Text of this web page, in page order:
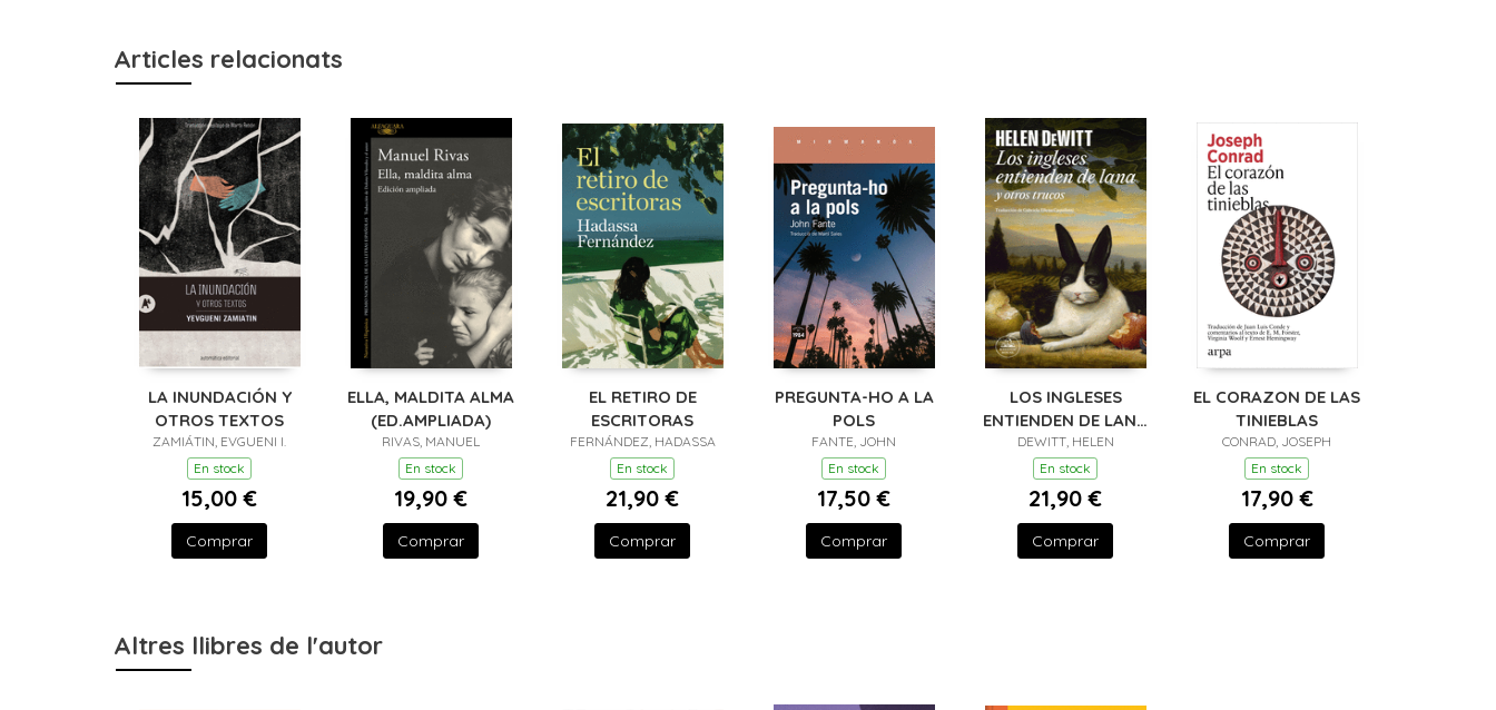
Articles relacionats
LA INUNDACIÓN Y
OTROS TEXTOS
ZAMIÁTIN, EVGUENI I.
En stock
15,00 €
Comprar
ELLA, MALDITA ALMA
(ED.AMPLIADA)
RIVAS, MANUEL
En stock
19,90 €
Comprar
EL RETIRO DE
ESCRITORAS
FERNÁNDEZ, HADASSA
En stock
21,90 €
Comprar
PREGUNTA-HO A LA
POLS
FANTE, JOHN
En stock
17,50 €
Comprar
LOS INGLESES
ENTIENDEN DE LANA
(Y OTROS TRUCOS)
DEWITT, HELEN
En stock
21,90 €
Comprar
EL CORAZON DE LAS
TINIEBLAS
CONRAD, JOSEPH
En stock
17,90 €
Comprar
Altres llibres de l'autor